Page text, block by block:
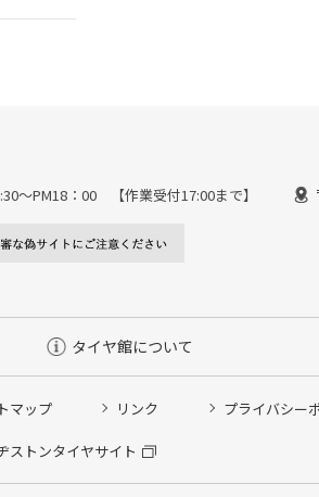
～PM18：00 【作業受付17:00まで】
タイヤ館について
マップ リンク プライバシー
ストンタイヤサイト
ヤ履き替え/オイル交換/その他ピット作業の予約
ヤ履き替え※タイヤ履き替えを希望のクローク
ち予約 ※クローク契約会員の方はご利用いただ